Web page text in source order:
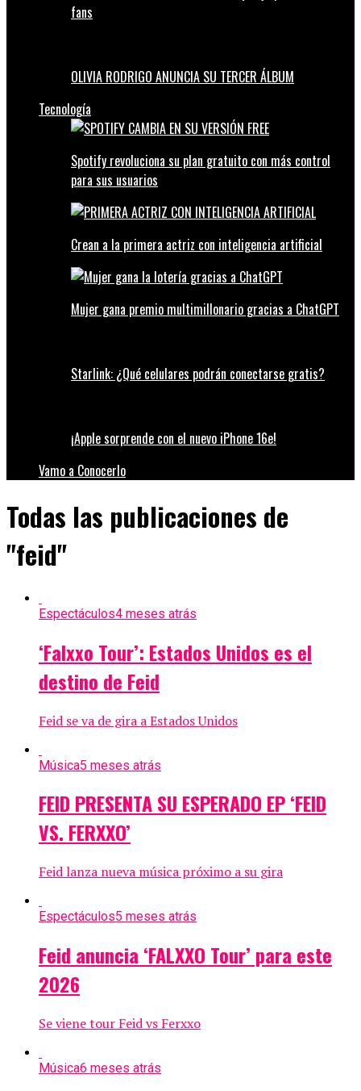
fans
OLIVIA RODRIGO ANUNCIA SU TERCER ÁLBUM
Tecnología
Spotify revoluciona su plan gratuito con más control
para sus usuarios
Crean a la primera actriz con inteligencia artificial
Mujer gana premio multimillonario gracias a ChatGPT
Starlink: ¿Qué celulares podrán conectarse gratis?
¡Apple sorprende con el nuevo iPhone 16e!
Vamo a Conocerlo
Todas las publicaciones de
"feid"
Espectáculos4 meses atrás
‘Falxxo Tour’: Estados Unidos es el
destino de Feid
Feid se va de gira a Estados Unidos
Música5 meses atrás
FEID PRESENTA SU ESPERADO EP ‘FEID
VS. FERXXO’
Feid lanza nueva música próximo a su gira
Espectáculos5 meses atrás
Feid anuncia ‘FALXXO Tour’ para este
2026
Se viene tour Feid vs Ferxxo
Música6 meses atrás